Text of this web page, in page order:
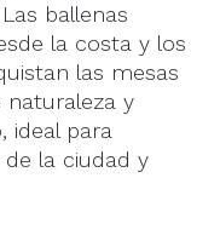
ballenas
la costa y los
las mesas
naturaleza y
ideal para
la ciudad y